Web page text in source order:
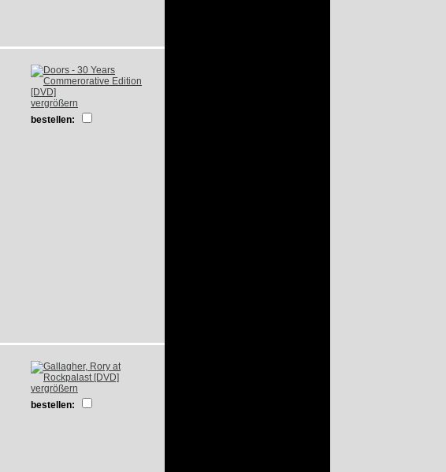
vergrößern
bestellen:
vergrößern
bestellen: